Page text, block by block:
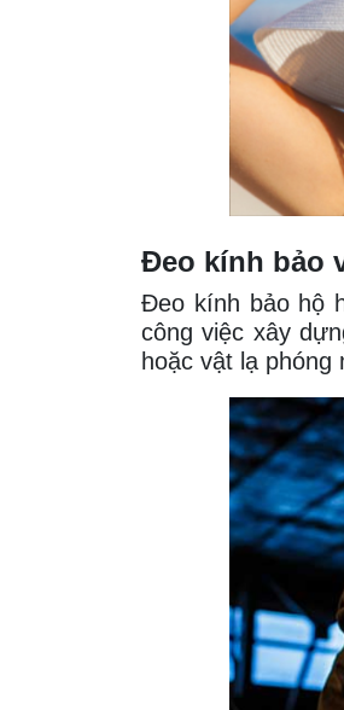
Đeo kính bảo
Đeo kính bảo hộ
công việc xây
hoặc vật lạ